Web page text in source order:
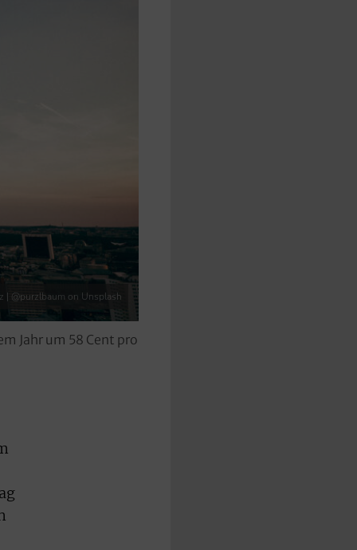
| @purzlbaum on Unsplash
Jahr um 58 Cent pro